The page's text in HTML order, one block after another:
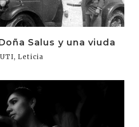
Salus y una viuda
Leticia